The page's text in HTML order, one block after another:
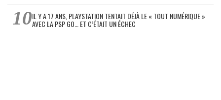
IL Y A 17 ANS, PLAYSTATION TENTAIT DÉJÀ LE « TOUT NUMÉRIQUE »
AVEC LA PSP GO… ET C’ÉTAIT UN ÉCHEC